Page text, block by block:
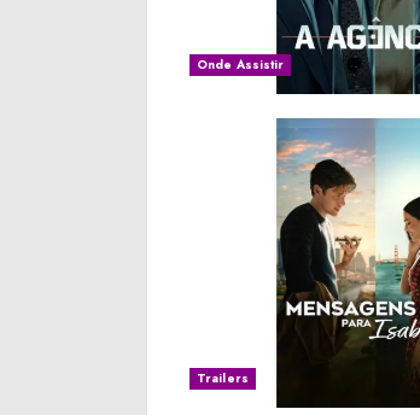
Onde Assistir
Trailers